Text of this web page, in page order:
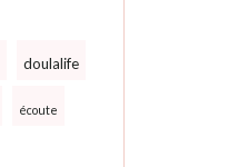
doulalife
écoute